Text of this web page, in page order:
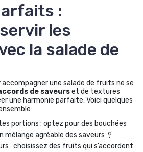
:
les
la salade de
accompagner une salade de fruits ne se
de saveurset de textures
une harmonie parfaite. Voici quelques
:
portions : optez pour des bouchées
agréable des saveurs 🥄
: choisissez des fruits qui s’accordent